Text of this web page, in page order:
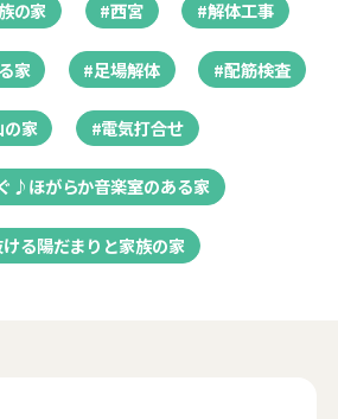
の家 #西宮 #解体工事
家 #足場解体 #配筋検査
家 #電気打合せ
♪ほがらか音楽室のある家
る陽だまりと家族の家